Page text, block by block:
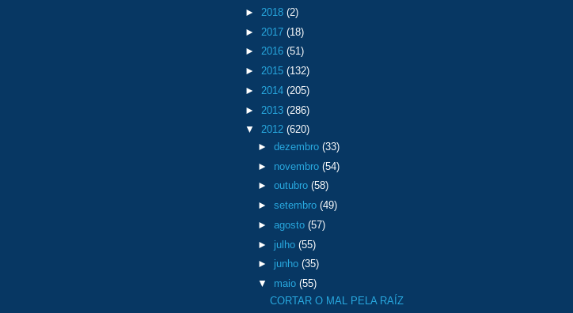
► 2018 (2)
► 2017 (18)
► 2016 (51)
► 2015 (132)
► 2014 (205)
► 2013 (286)
▼ 2012 (620)
► dezembro (33)
► novembro (54)
► outubro (58)
► setembro (49)
► agosto (57)
► julho (55)
► junho (35)
▼ maio (55)
CORTAR O MAL PELA RAÍZ